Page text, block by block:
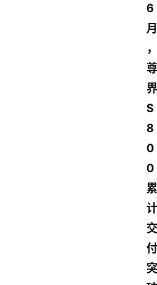
6
月
，
尊
界
S
8
0
0
累
计
交
付
突